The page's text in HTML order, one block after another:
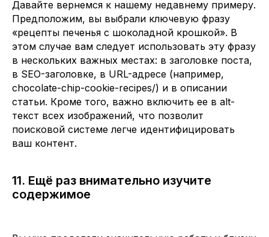
Давайте вернемся к нашему недавнему примеру.
Предположим, вы выбрали ключевую фразу
«рецепты печенья с шоколадной крошкой». В
этом случае вам следует использовать эту фразу
в нескольких важных местах: в заголовке поста,
в SEO-заголовке, в URL-адресе (например,
chocolate-chip-cookie-recipes/) и в описании
статьи. Кроме того, важно включить ее в alt-
текст всех изображений, что позволит
поисковой системе легче идентифицировать
ваш контент.
11. Ещё раз внимательно изучите
содержимое